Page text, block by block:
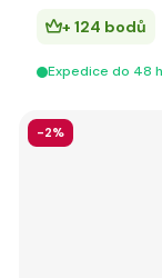
+ 124 bodů
Expedice do 48
-2%